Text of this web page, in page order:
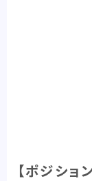
【ポジショ